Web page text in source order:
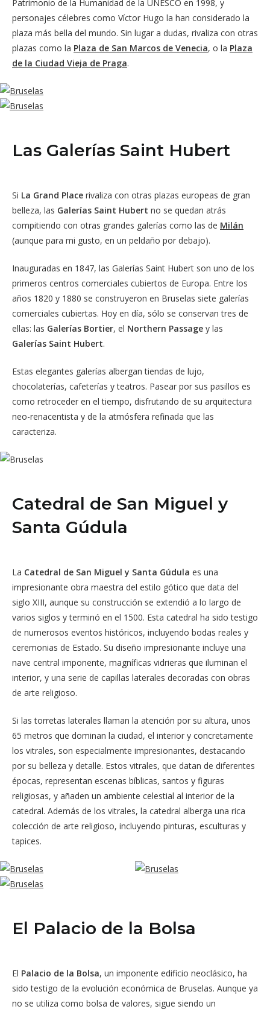
Patrimonio de la Humanidad de la UNESCO en 1998, y
personajes célebres como Víctor Hugo la han considerado la
plaza más bella del mundo. Sin lugar a dudas, rivaliza con otras
plazas como la Plaza de San Marcos de Venecia, o la Plaza
de la Ciudad Vieja de Praga.
Las Galerías Saint Hubert
Si La Grand Place rivaliza con otras plazas europeas de gran
belleza, las Galerías Saint Hubert no se quedan atrás
compitiendo con otras grandes galerías como las de Milán
(aunque para mi gusto, en un peldaño por debajo).
Inauguradas en 1847, las Galerías Saint Hubert son uno de los
primeros centros comerciales cubiertos de Europa. Entre los
años 1820 y 1880 se construyeron en Bruselas siete galerías
comerciales cubiertas. Hoy en día, sólo se conservan tres de
ellas: las Galerías Bortier, el Northern Passage y las
Galerías Saint Hubert.
Estas elegantes galerías albergan tiendas de lujo,
chocolaterías, cafeterías y teatros. Pasear por sus pasillos es
como retroceder en el tiempo, disfrutando de su arquitectura
neo-renacentista y de la atmósfera refinada que las
caracteriza.
Catedral de San Miguel y
Santa Gúdula
La Catedral de San Miguel y Santa Gúdula es una
impresionante obra maestra del estilo gótico que data del
siglo XIII, aunque su construcción se extendió a lo largo de
varios siglos y terminó en el 1500. Esta catedral ha sido testigo
de numerosos eventos históricos, incluyendo bodas reales y
ceremonias de Estado. Su diseño impresionante incluye una
nave central imponente, magníficas vidrieras que iluminan el
interior, y una serie de capillas laterales decoradas con obras
de arte religioso.
Si las torretas laterales llaman la atención por su altura, unos
65 metros que dominan la ciudad, el interior y concretamente
los vitrales, son especialmente impresionantes, destacando
por su belleza y detalle. Estos vitrales, que datan de diferentes
épocas, representan escenas bíblicas, santos y figuras
religiosas, y añaden un ambiente celestial al interior de la
catedral. Además de los vitrales, la catedral alberga una rica
colección de arte religioso, incluyendo pinturas, esculturas y
tapices.
El Palacio de la Bolsa
El Palacio de la Bolsa, un imponente edificio neoclásico, ha
sido testigo de la evolución económica de Bruselas. Aunque ya
no se utiliza como bolsa de valores, sigue siendo un